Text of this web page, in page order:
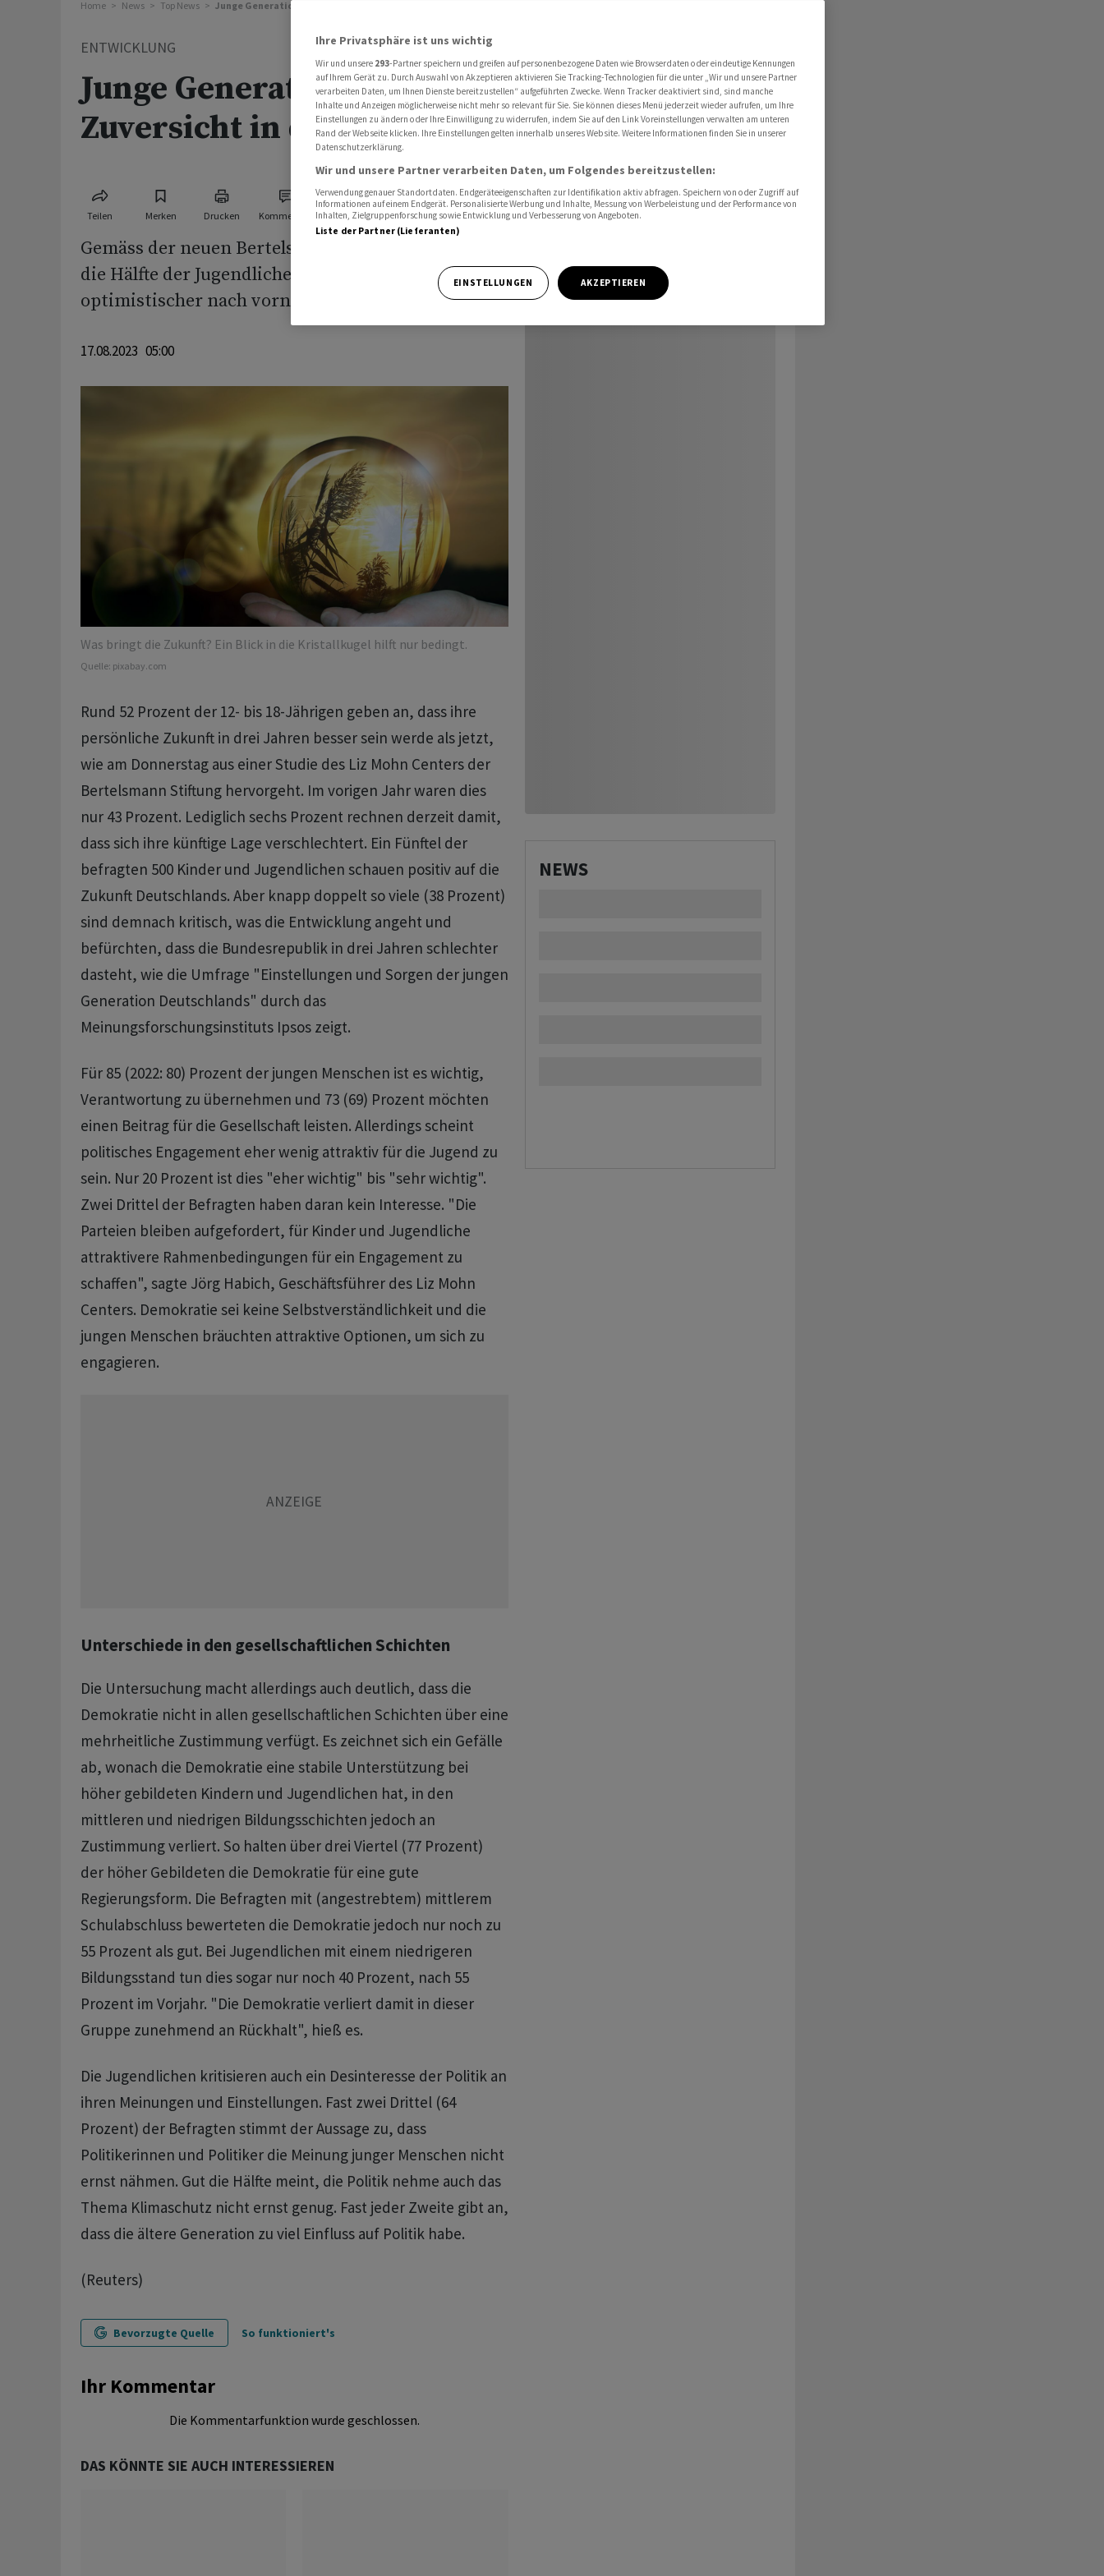
Home News Top News Junge Generation blickt mit Zuversicht in die Zukunft
ENTWICKLUNG
Junge Generation blickt mit
Zuversicht in die Zukunft
Teilen Merken Drucken Kommentare
Gemäss der neuen Bertelsmann-Studie, schaut gut
die Hälfte der Jugendlichen in Deutschland
optimistischer nach vorn als noch vor einem Jahr.
17.08.2023 05:00
Was bringt die Zukunft? Ein Blick in die Kristallkugel hilft nur bedingt.
Quelle: pixabay.com
Rund 52 Prozent der 12- bis 18-Jährigen geben an, dass ihre
persönliche Zukunft in drei Jahren besser sein werde als jetzt,
wie am Donnerstag aus einer Studie des Liz Mohn Centers der
Bertelsmann Stiftung hervorgeht. Im vorigen Jahr waren dies
nur 43 Prozent. Lediglich sechs Prozent rechnen derzeit damit,
dass sich ihre künftige Lage verschlechtert. Ein Fünftel der
befragten 500 Kinder und Jugendlichen schauen positiv auf die
Zukunft Deutschlands. Aber knapp doppelt so viele (38 Prozent)
sind demnach kritisch, was die Entwicklung angeht und
befürchten, dass die Bundesrepublik in drei Jahren schlechter
dasteht, wie die Umfrage "Einstellungen und Sorgen der jungen
Generation Deutschlands" durch das
Meinungsforschungsinstituts Ipsos zeigt.
Für 85 (2022: 80) Prozent der jungen Menschen ist es wichtig,
Verantwortung zu übernehmen und 73 (69) Prozent möchten
einen Beitrag für die Gesellschaft leisten. Allerdings scheint
politisches Engagement eher wenig attraktiv für die Jugend zu
sein. Nur 20 Prozent ist dies "eher wichtig" bis "sehr wichtig".
Zwei Drittel der Befragten haben daran kein Interesse. "Die
Parteien bleiben aufgefordert, für Kinder und Jugendliche
attraktivere Rahmenbedingungen für ein Engagement zu
schaffen", sagte Jörg Habich, Geschäftsführer des Liz Mohn
Centers. Demokratie sei keine Selbstverständlichkeit und die
jungen Menschen bräuchten attraktive Optionen, um sich zu
engagieren.
Unterschiede in den gesellschaftlichen Schichten
Die Untersuchung macht allerdings auch deutlich, dass die
Demokratie nicht in allen gesellschaftlichen Schichten über eine
mehrheitliche Zustimmung verfügt. Es zeichnet sich ein Gefälle
ab, wonach die Demokratie eine stabile Unterstützung bei
höher gebildeten Kindern und Jugendlichen hat, in den
mittleren und niedrigen Bildungsschichten jedoch an
Zustimmung verliert. So halten über drei Viertel (77 Prozent)
der höher Gebildeten die Demokratie für eine gute
Regierungsform. Die Befragten mit (angestrebtem) mittlerem
Schulabschluss bewerteten die Demokratie jedoch nur noch zu
55 Prozent als gut. Bei Jugendlichen mit einem niedrigeren
Bildungsstand tun dies sogar nur noch 40 Prozent, nach 55
Prozent im Vorjahr. "Die Demokratie verliert damit in dieser
Gruppe zunehmend an Rückhalt", hieß es.
Die Jugendlichen kritisieren auch ein Desinteresse der Politik an
ihren Meinungen und Einstellungen. Fast zwei Drittel (64
Prozent) der Befragten stimmt der Aussage zu, dass
Politikerinnen und Politiker die Meinung junger Menschen nicht
ernst nähmen. Gut die Hälfte meint, die Politik nehme auch das
Thema Klimaschutz nicht ernst genug. Fast jeder Zweite gibt an,
dass die ältere Generation zu viel Einfluss auf Politik habe.
(Reuters)
Bevorzugte Quelle So funktioniert's
Ihr Kommentar
Die Kommentarfunktion wurde geschlossen.
DAS KÖNNTE SIE AUCH INTERESSIEREN
NEWS
Ihre Privatsphäre ist uns wichtig
Wir und unsere 293-Partner speichern und greifen auf personenbezogene Daten wie Browserdaten oder eindeutige Kennungen
auf Ihrem Gerät zu. Durch Auswahl von Akzeptieren aktivieren Sie Tracking-Technologien für die unter „Wir und unsere Partner
verarbeiten Daten, um Ihnen Dienste bereitzustellen“ aufgeführten Zwecke. Wenn Tracker deaktiviert sind, sind manche
Inhalte und Anzeigen möglicherweise nicht mehr so relevant für Sie. Sie können dieses Menü jederzeit wieder aufrufen, um Ihre
Einstellungen zu ändern oder Ihre Einwilligung zu widerrufen, indem Sie auf den Link Voreinstellungen verwalten am unteren
Rand der Webseite klicken. Ihre Einstellungen gelten innerhalb unseres Website. Weitere Informationen finden Sie in unserer
Datenschutzerklärung.
Wir und unsere Partner verarbeiten Daten, um Folgendes bereitzustellen:
Verwendung genauer Standortdaten. Endgeräteeigenschaften zur Identifikation aktiv abfragen. Speichern von oder Zugriff auf
Informationen auf einem Endgerät. Personalisierte Werbung und Inhalte, Messung von Werbeleistung und der Performance von
Inhalten, Zielgruppenforschung sowie Entwicklung und Verbesserung von Angeboten.
Liste der Partner (Lieferanten)
EINSTELLUNGEN AKZEPTIEREN